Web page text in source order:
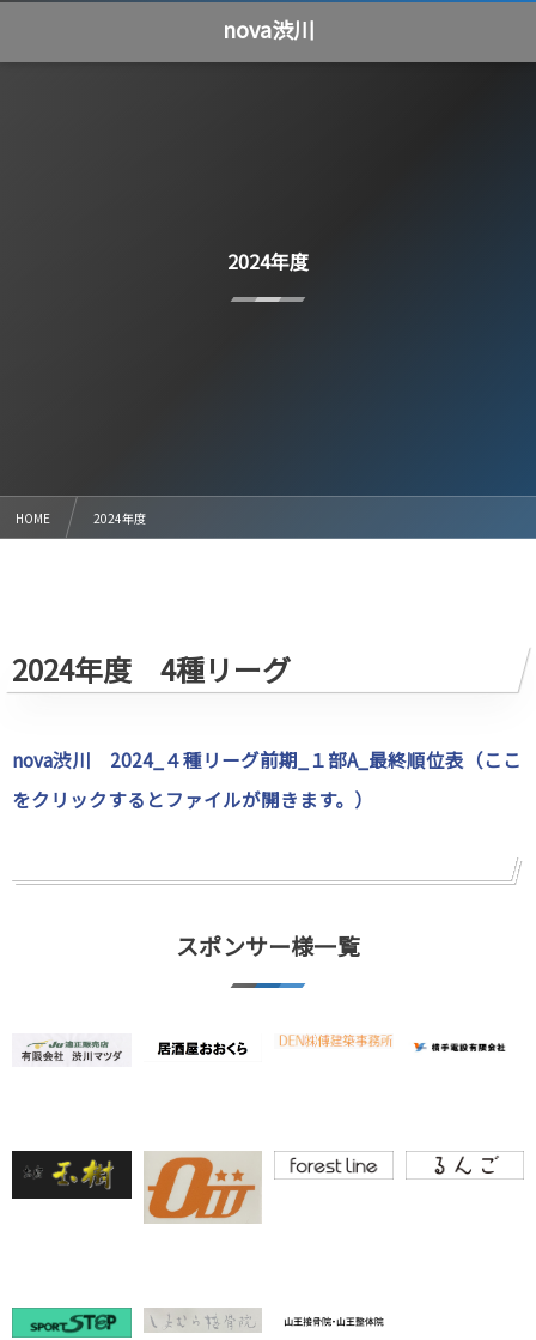
nova渋川
2024年度
HOME 2024年度
2024年度 4種リーグ
nova渋川 2024_４種リーグ前期_１部A_最終順位表（ここ
をクリックするとファイルが開きます。）
スポンサー様一覧